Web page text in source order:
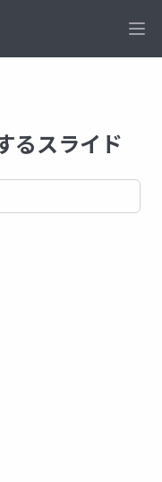
るスライド